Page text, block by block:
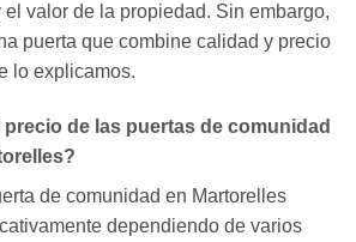
el valor de la propiedad. Sin embargo,
puerta que combine calidad y precio
lo explicamos.
de las puertas de comunidad
de comunidad en Martorelles
dependiendo de varios